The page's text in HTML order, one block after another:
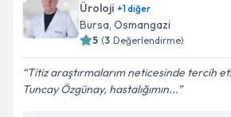
E-posta Adresiniz
Kişisel verilerimin işlenmesine
Üroloji +1diğer
Bursa, Osmangazi
5 (3 Değerlendirme)
Titiz araştırmalarım neticesinde tercih
Tuncay Özgünay, hastalığımın...